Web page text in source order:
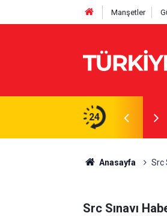
Manşetler
24
hakkında rüşvet soruşturması
Anasayfa Src
Src Sınavı